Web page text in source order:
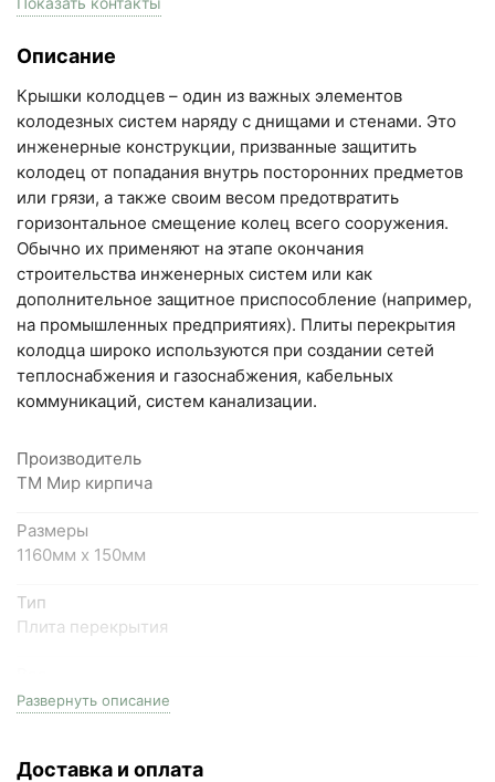
+7 (993) 993-77-33
Написать в МАКС
Написать в Telegram
Написать на почту
Самарская область, Волжский район, село
Преображенка, улица Ленинская, 75 (вывеска "Мир
кирпича")
пн-пт с 9:00 до 18:00, сб с 10:00 до 16:00
+7 (846) 215-18-18
Написать в МАКС
Написать в Telegram
г.Самара, ул. Садовая, дом 199, помещение Н8
+7 (846) 215-16-16
+7 (993) 993-77-22
Описание
Крышки колодцев – один из важных элементов
колодезных систем наряду с днищами и стенами. Это
инженерные конструкции, призванные защитить
колодец от попадания внутрь посторонних предметов
или грязи, а также своим весом предотвратить
горизонтальное смещение колец всего сооружения.
Обычно их применяют на этапе окончания
строительства инженерных систем или как
дополнительное защитное приспособление (например,
на промышленных предприятиях). Плиты перекрытия
колодца широко используются при создании сетей
теплоснабжения и газоснабжения, кабельных
коммуникаций, систем канализации.
Производитель
ТМ Мир кирпича
Размеры
1160мм x 150мм
Тип
Плита перекрытия
250 кг
10
Развернуть описание
Доставка и оплата